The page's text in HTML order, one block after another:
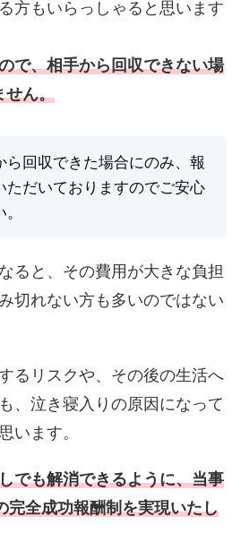
方もいらっしゃると思います
で、相手から回収できない場
せん。
ら回収できた場合にのみ、報
ただいておりますのでご安心
ると、その費用が大きな負担
切れない方も多いのではない
るリスクや、その後の生活へ
、泣き寝入りの原因になって
います。
でも解消できるように、当事
完全成功報酬制を実現いたし